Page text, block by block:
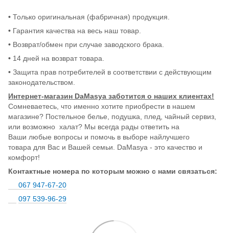
• Только оригинальная (фабричная) продукция.
• Гарантия качества на весь наш товар.
• Возврат/обмен при случае заводского брака.
• 14 дней на возврат товара.
• Защита прав потребителей в соответствии с действующим
законодательством.
Интернет-магазин DaMasya заботится о наших клиентах!
Сомневаетесь, что именно хотите приобрести в нашем
магазине? Постельное белье, подушка, плед, чайный сервиз,
или возможно халат? Мы всегда рады ответить на
Ваши любые вопросы и помочь в выборе найлучшего
товара для Вас и Вашей семьи. DaMasya - это качество и
комфорт!
Контактные номера по которым можно с нами связаться:
067 947-67-20
097 539-96-29